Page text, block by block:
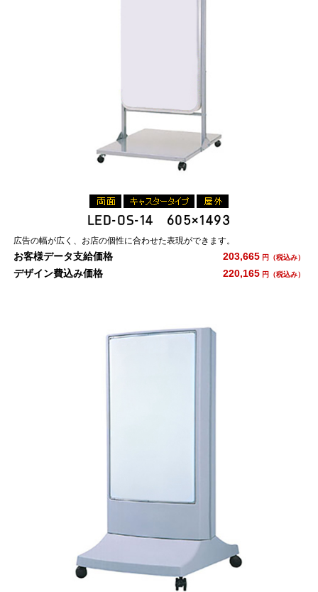
LED-OS-14 605×1493
広告の幅が広く、お店の個性に合わせた表現ができます。
お客様データ支給価格 203,665 円（税込み）
デザイン費込み価格 220,165 円（税込み）